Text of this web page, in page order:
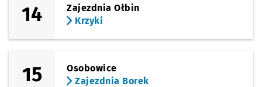
14
Zajezdnia Ołbin
Krzyki
15
Osobowice
Zajezdnia Borek